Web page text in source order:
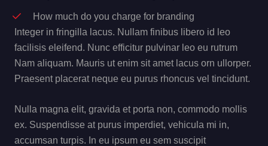
How much do you charge for branding
Integer in fringilla lacus. Nullam finibus libero id leo
facilisis eleifend. Nunc efficitur pulvinar leo eu rutrum
Nam aliquam. Mauris ut enim sit amet lacus orn ullorper.
Praesent placerat neque eu purus rhoncus vel tincidunt.
Nulla magna elit, gravida et porta non, commodo mollis
ex. Suspendisse at purus imperdiet, vehicula mi in,
accumsan turpis. In eu ipsum eu sem suscipit